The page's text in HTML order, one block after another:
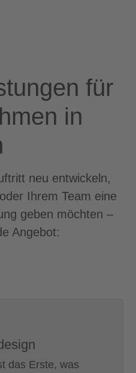
für
in
neu entwickeln,
Ihrem Team eine
geben möchten –
Angebot:
das Erste, was